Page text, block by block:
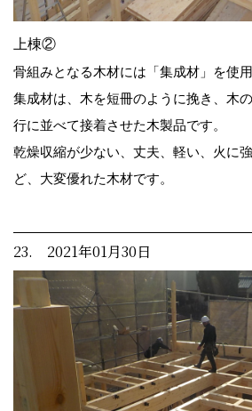
上棟②
骨組みとなる木材には「集成材」を使用
集成材は、木を短冊のように挽き、木
行に並べて接着させた木製品です。
乾燥収縮が少ない、丈夫、軽い、火に
ど、大変優れた木材です。
23. 2021年01月30日